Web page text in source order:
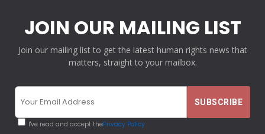
JOIN OUR MAILING LIST
Join our mailing list to get the latest human rights news that
matters, straight to your mailbox.
I've read and accept thePrivacy Policy